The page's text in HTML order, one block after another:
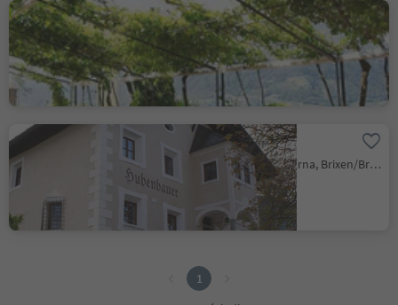
Biergarten Tirol
Tirolo/Tirol, Tirol/Tirolo, Meran/Merano and environs
Hubenbauerhof
Varna/Vahrn, Vahrn/Varna, Brixen/Bressanone and environs
1